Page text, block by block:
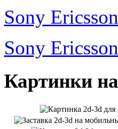
Sony
Sony
Картинки